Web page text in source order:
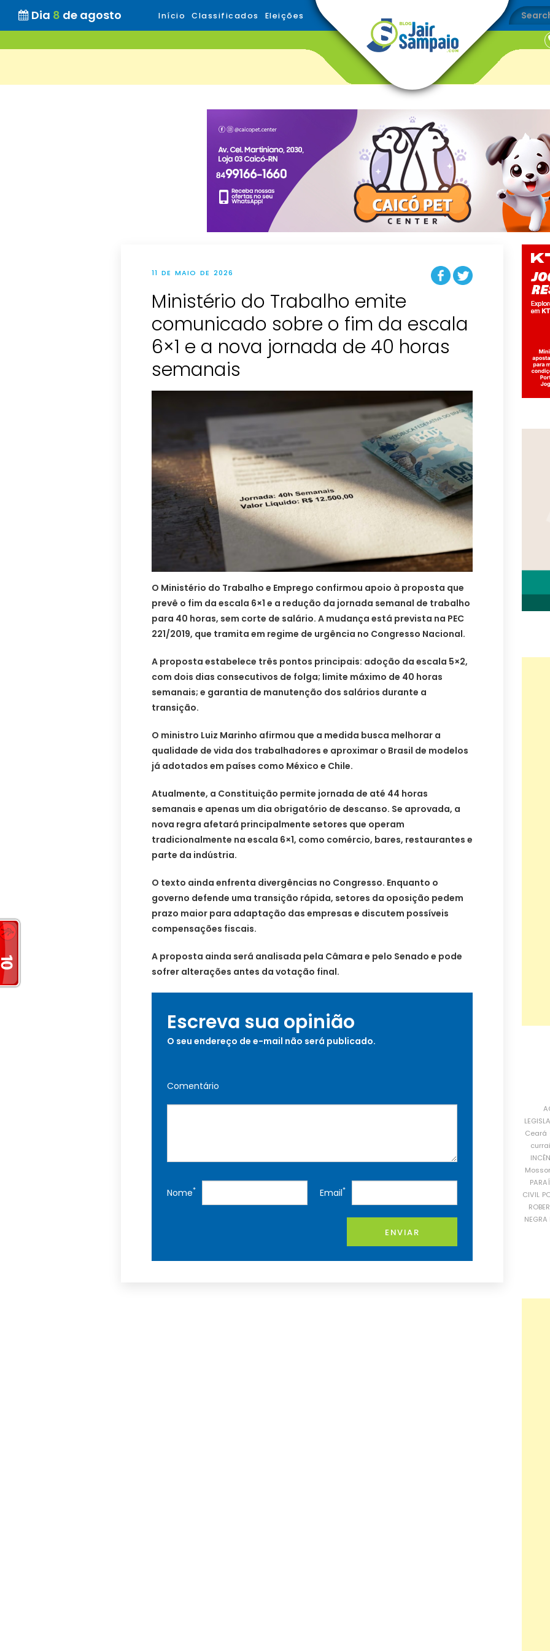
Dia 8 de agosto Início Classificados Eleições
11 DE MAIO DE 2026
Ministério do Trabalho emite
comunicado sobre o fim da escala
6×1 e a nova jornada de 40 horas
semanais
O Ministério do Trabalho e Emprego confirmou apoio à proposta que
prevê o fim da escala 6×1 e a redução da jornada semanal de trabalho
para 40 horas, sem corte de salário. A mudança está prevista na PEC
221/2019, que tramita em regime de urgência no Congresso Nacional.
A proposta estabelece três pontos principais: adoção da escala 5×2,
com dois dias consecutivos de folga; limite máximo de 40 horas
semanais; e garantia de manutenção dos salários durante a
transição.
O ministro Luiz Marinho afirmou que a medida busca melhorar a
qualidade de vida dos trabalhadores e aproximar o Brasil de modelos
já adotados em países como México e Chile.
Atualmente, a Constituição permite jornada de até 44 horas
semanais e apenas um dia obrigatório de descanso. Se aprovada, a
nova regra afetará principalmente setores que operam
tradicionalmente na escala 6×1, como comércio, bares, restaurantes e
parte da indústria.
O texto ainda enfrenta divergências no Congresso. Enquanto o
governo defende uma transição rápida, setores da oposição pedem
prazo maior para adaptação das empresas e discutem possíveis
compensações fiscais.
A proposta ainda será analisada pela Câmara e pelo Senado e pode
sofrer alterações antes da votação final.
Escreva sua opinião
O seu endereço de e-mail não será publicado.
Comentário
Nome* Email*
ENVIAR
Ceará
CIVIL
NEGRA